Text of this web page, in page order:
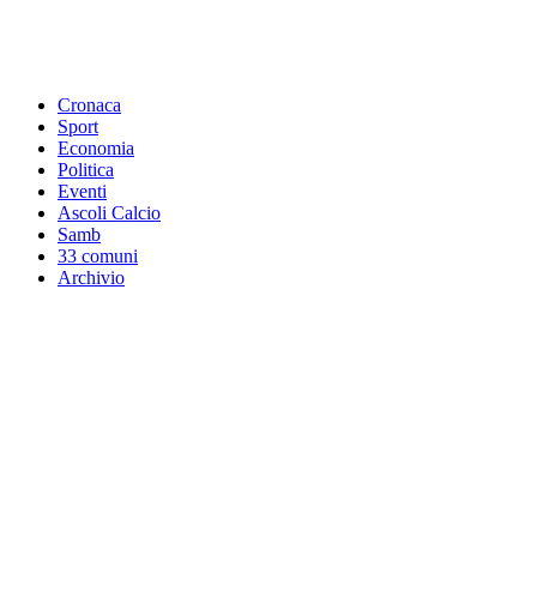
Cronaca
Sport
Economia
Politica
Eventi
Ascoli Calcio
Samb
33 comuni
Archivio